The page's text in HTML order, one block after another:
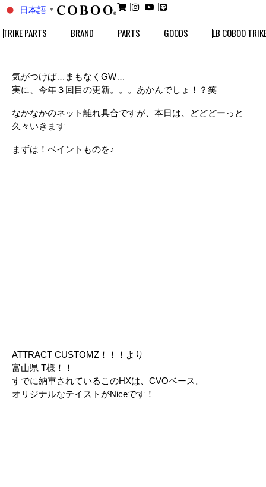
日本語 ▼
TRIKE PARTS BRAND PARTS GOODS LB COBOO
気がつけば…まもなくGW…
実に、今年３回目の更新。。。あかんでしょ！？笑
なかなかのネット離れ具合ですが、本日は、どどどーっと
久々いきます
まずは！ペイントものを♪
ATTRACT CUSTOMZ！！！より
富山県 T様！！
すでに納車されているこのHXは、CVOベース。
オリジナルなテイストがNiceです！